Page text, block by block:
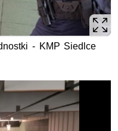
- KMP Siedlce
jednostki - KMP